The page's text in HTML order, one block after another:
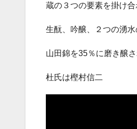
蔵の３つの要素を掛け
生酛、吟醸、２つの湧
山田錦を35％に磨き醸
杜氏は樫村信二